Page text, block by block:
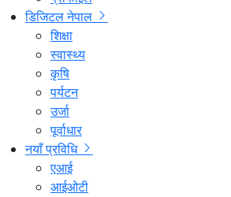
डिजिटल नेपाल
शिक्षा
स्वास्थ्य
कृषि
पर्यटन
उर्जा
पूर्वाधार
नयाँ प्रविधि
एआई
आईओटी